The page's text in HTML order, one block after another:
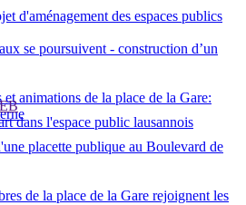
d'aménagement des espaces publics
se poursuivent - construction d’un
animations de la place de la Gare:
placette publique au Boulevard de
de la place de la Gare rejoignent les
dans l'espace public lausannois